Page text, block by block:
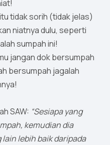
tidak sorih (tidak jelas)
niatnya dulu, seperti
sumpah ini!
jangan dok bersumpah
bersumpah jagalah
SAW: “Sesiapa yang
kemudian dia
lebih baik daripada